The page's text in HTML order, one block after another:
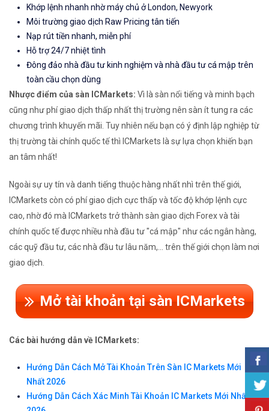
Khớp lệnh nhanh nhờ máy chủ ở London, Newyork
Môi trường giao dịch Raw Pricing tân tiến
Nạp rút tiền nhanh, miễn phí
Hỗ trợ 24/7 nhiệt tình
Đông đảo nhà đầu tư kinh nghiệm và nhà đầu tư cá mập trên
toàn cầu chọn dùng
Nhược điểm của sàn ICMarkets: Vì là sàn nổi tiếng và minh bạch
cũng như phí giao dịch thấp nhất thị trường nên sàn ít tung ra các
chương trình khuyến mãi. Tuy nhiên nếu bạn có ý định lập nghiệp từ
thị trường tài chính quốc tế thì ICMarkets là sự lựa chọn khiến bạn
an tâm nhất!
Ngoài sự uy tín và danh tiếng thuộc hàng nhất nhì trên thế giới,
ICMarkets còn có phí giao dịch cực thấp và tốc độ khớp lệnh cực
cao, nhờ đó mà ICMarkets trở thành sàn giao dịch Forex và tài
chính quốc tế được nhiều nhà đầu tư "cá mập" như các ngân hàng,
các quỹ đầu tư, các nhà đầu tư lâu năm,... trên thế giới chọn làm nơi
giao dịch.
Mở tài khoản tại sàn ICMarkets
Các bài hướng dẫn về ICMarkets:
Hướng Dẫn Cách Mở Tài Khoản Trên Sàn IC Markets Mới
Nhất 2026
Hướng Dẫn Cách Xác Minh Tài Khoản IC Markets Mới Nhất